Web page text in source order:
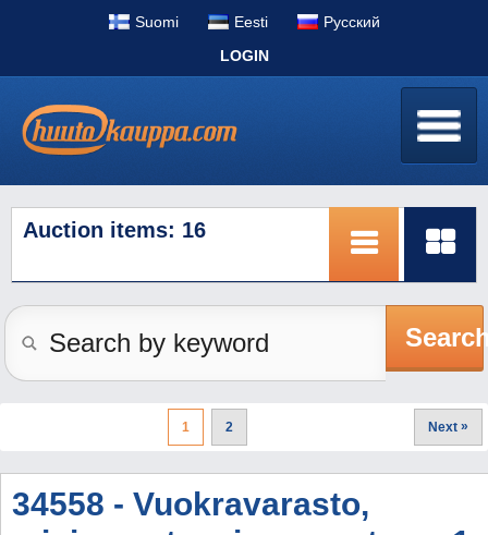
Suomi Eesti
Pусский
Auction items: 16
1 2 Next »
34558 - Vuokravarasto,